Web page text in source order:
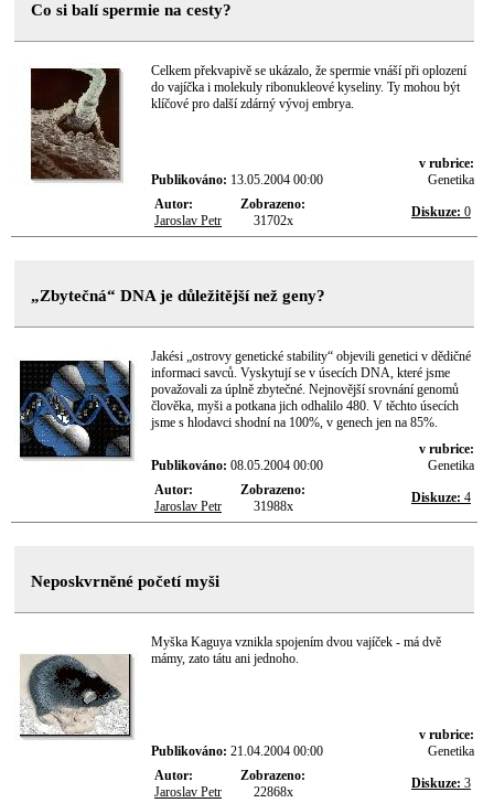
Co si balí spermie na cesty?
Celkem překvapivě se ukázalo, že spermie vnáší při oplození
do vajíčka i molekuly ribonukleové kyseliny. Ty mohou být
klíčové pro další zdárný vývoj embrya.
Publikováno: 13.05.2004 00:00
v rubrice:
Genetika
Autor:
Jaroslav Petr
Zobrazeno:
31702x
Diskuze: 0
„Zbytečná“ DNA je důležitější než geny?
Jakési „ostrovy genetické stability“ objevili genetici v dědičné
informaci savců. Vyskytují se v úsecích DNA, které jsme
považovali za úplně zbytečné. Nejnovější srovnání genomů
člověka, myši a potkana jich odhalilo 480. V těchto úsecích
jsme s hlodavci shodní na 100%, v genech jen na 85%.
Publikováno: 08.05.2004 00:00
v rubrice:
Genetika
Autor:
Jaroslav Petr
Zobrazeno:
31988x
Diskuze: 4
Neposkvrněné početí myši
Myška Kaguya vznikla spojením dvou vajíček - má dvě
mámy, zato tátu ani jednoho.
Publikováno: 21.04.2004 00:00
v rubrice:
Genetika
Autor:
Jaroslav Petr
Zobrazeno:
22868x
Diskuze: 3